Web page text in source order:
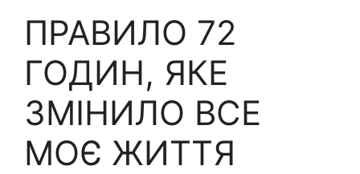
ПРАВИЛО 72
ГОДИН, ЯКЕ
ЗМІНИЛО ВСЕ
МОЄ ЖИТТЯ